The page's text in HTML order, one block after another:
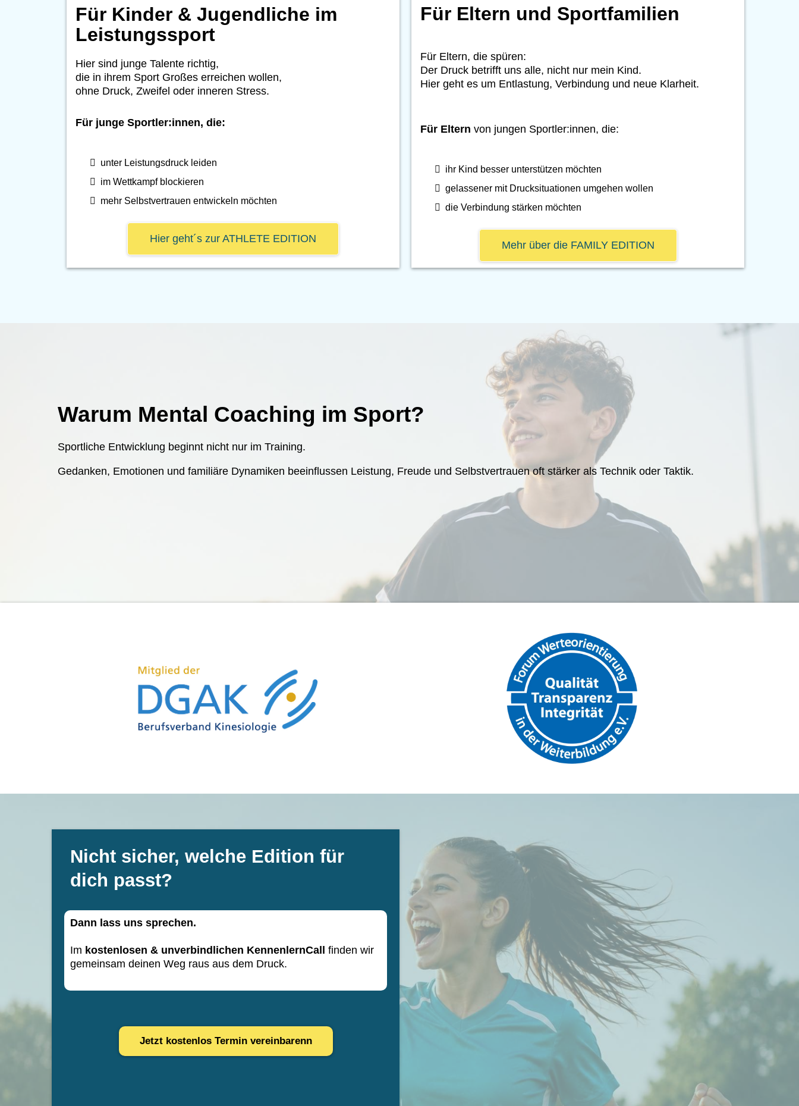
Für Kinder & Jugendliche im
Leistungssport
Hier sind junge Talente richtig,
die in ihrem Sport Großes erreichen wollen,
ohne Druck, Zweifel oder inneren Stress.
Für junge Sportler:innen, die:
unter Leistungsdruck leiden
im Wettkampf blockieren
mehr Selbstvertrauen entwickeln möchten
Hier geht´s zur ATHLETE EDITION
Für Eltern und Sportfamilien
Für Eltern, die spüren:
Der Druck betrifft uns alle, nicht nur mein Kind.
Hier geht es um Entlastung, Verbindung und neue Klarheit.
Für Eltern von jungen Sportler:innen, die:
ihr Kind besser unterstützen möchten
gelassener mit Drucksituationen umgehen wollen
die Verbindung stärken möchten
Mehr über die FAMILY EDITION
Warum Mental Coaching im Sport?
Sportliche Entwicklung beginnt nicht nur im Training.
Gedanken, Emotionen und familiäre Dynamiken beeinflussen Leistung, Freude und Selbstvertrauen oft stärker als Technik oder Taktik.
Nicht sicher, welche Edition für
dich passt?
Dann lass uns sprechen.
Im kostenlosen & unverbindlichen KennenlernCall finden wir
gemeinsam deinen Weg raus aus dem Druck.
Jetzt kostenlos Termin vereinbarenn